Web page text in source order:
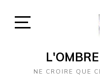
Sidebar
NE CROIRE QUE